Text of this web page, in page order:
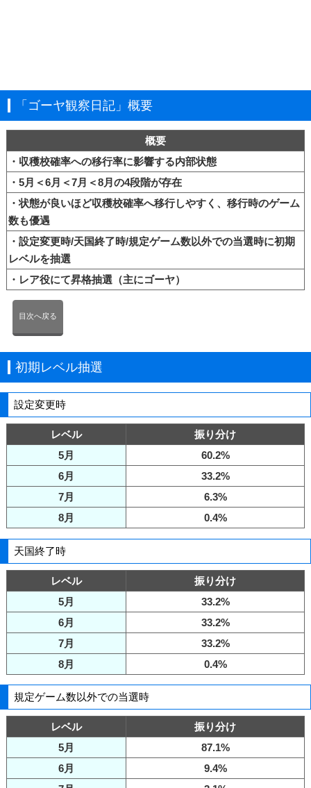
「ゴーヤ観察日記」概要
概要
・収穫校確率への移行率に影響する内部状態
・5月＜6月＜7月＜8月の4段階が存在
・状態が良いほど収穫校確率へ移行しやすく、移行時のゲーム
数も優遇
・設定変更時/天国終了時/規定ゲーム数以外での当選時に初期
レベルを抽選
・レア役にて昇格抽選（主にゴーヤ）
目次へ戻る
初期レベル抽選
設定変更時
レベル
振り分け
5月
60.2%
6月
33.2%
7月
6.3%
8月
0.4%
天国終了時
レベル
振り分け
5月
33.2%
6月
33.2%
7月
33.2%
8月
0.4%
規定ゲーム数以外での当選時
レベル
振り分け
5月
87.1%
6月
9.4%